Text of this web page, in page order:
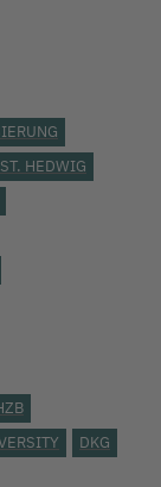
HEDWIG
DKG